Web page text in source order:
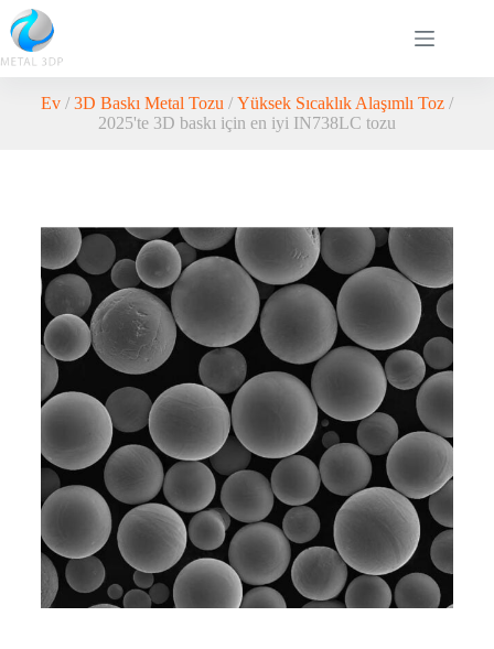
Ev/ 3D Baskı Metal Tozu / Yüksek Sıcaklık Alaşımlı Toz/
2025'te 3D baskı için en iyi IN738LC tozu